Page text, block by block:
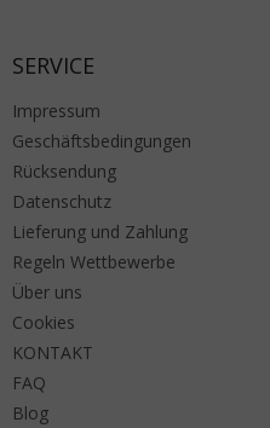
SERVICE
Impressum
Geschäftsbedingungen
Rücksendung
Datenschutz
Lieferung und Zahlung
Regeln Wettbewerbe
Über uns
Cookies
KONTAKT
FAQ
Blog